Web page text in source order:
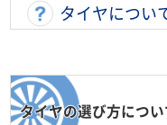
タイヤについ
タイヤの選び方につ